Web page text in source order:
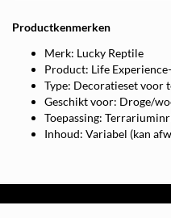
Productkenmerken
Merk: Lucky Reptile
Product: Life
Type: Decoratieset voor
Geschikt voor: Droge/
Toepassing:
Inhoud: Variabel (kan